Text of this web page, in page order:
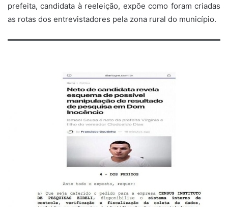
prefeita, candidata à reeleição, expõe como foram criadas
as rotas dos entrevistadores pela zona rural do município.